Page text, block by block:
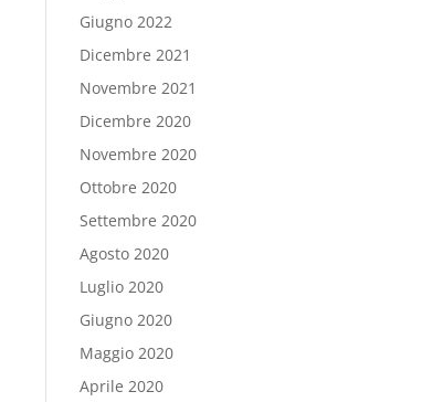
Giugno 2022
Dicembre 2021
Novembre 2021
Dicembre 2020
Novembre 2020
Ottobre 2020
Settembre 2020
Agosto 2020
Luglio 2020
Giugno 2020
Maggio 2020
Aprile 2020